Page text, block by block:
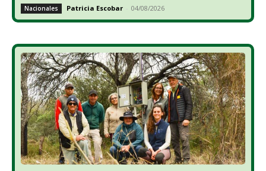
Nacionales Patricia Escobar - 04/08/2026